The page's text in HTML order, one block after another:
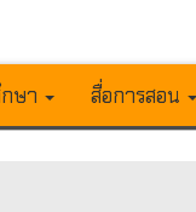
ษา สื่อการสอน